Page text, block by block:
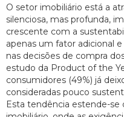
O setor imobiliário está a
silenciosa, mas profunda,
crescente com a
apenas um fator adicional
nas decisões de compra
estudo da Product of the
consumidores (49%) já
consideradas pouco
Esta tendência estende-se